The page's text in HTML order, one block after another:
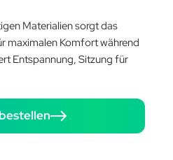
Materialien sorgt das
maximalen Komfort während
Entspannung, Sitzung für